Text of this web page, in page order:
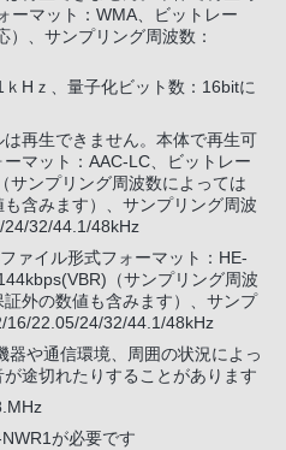
ーマット：WMA、ビットレー
）、サンプリング周波数：
Hｚ、量子化ビット数：16bitに
再生できません。本体で再生可
マット：AAC-LC、ビットレー
サンプリング周波数によっては
含みます）、サンプリング周波
32/44.1/48kHz
ァイル形式フォーマット：HE-
（サンプリング周波
外の数値も含みます）、サンプ
16/22.05/24/32/44.1/48kHz
器や通信環境、周囲の状況によっ
途切れたりすることがあります
が必要です